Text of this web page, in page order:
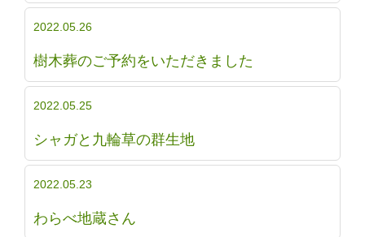
2022.05.26
樹木葬のご予約をいただきました
2022.05.25
シャガと九輪草の群生地
2022.05.23
わらべ地蔵さん